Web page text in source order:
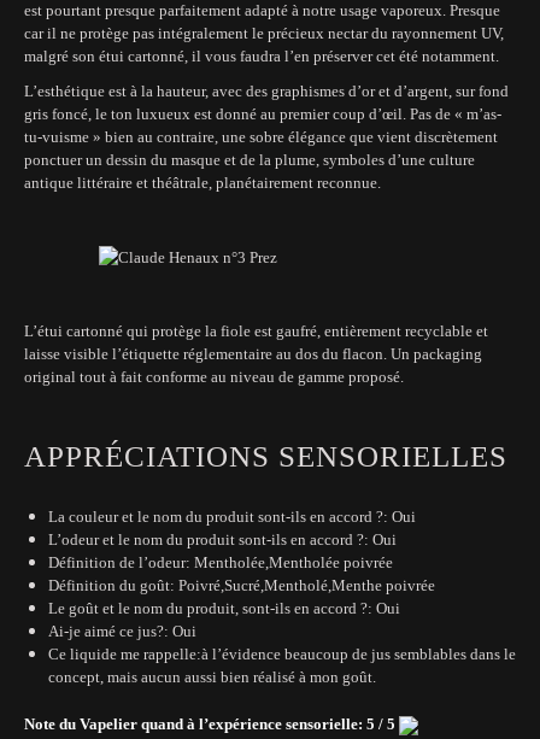
est pourtant presque parfaitement adapté à notre usage vaporeux. Presque
car il ne protège pas intégralement le précieux nectar du rayonnement UV,
malgré son étui cartonné, il vous faudra l’en préserver cet été notamment.
L’esthétique est à la hauteur, avec des graphismes d’or et d’argent, sur fond
gris foncé, le ton luxueux est donné au premier coup d’œil. Pas de « m’as-
tu-vuisme » bien au contraire, une sobre élégance que vient discrètement
ponctuer un dessin du masque et de la plume, symboles d’une culture
antique littéraire et théâtrale, planétairement reconnue.
L’étui cartonné qui protège la fiole est gaufré, entièrement recyclable et
laisse visible l’étiquette réglementaire au dos du flacon. Un packaging
original tout à fait conforme au niveau de gamme proposé.
APPRÉCIATIONS SENSORIELLES
La couleur et le nom du produit sont-ils en accord ?: Oui
L’odeur et le nom du produit sont-ils en accord ?: Oui
Définition de l’odeur: Mentholée,Mentholée poivrée
Définition du goût: Poivré,Sucré,Mentholé,Menthe poivrée
Le goût et le nom du produit, sont-ils en accord ?: Oui
Ai-je aimé ce jus?: Oui
Ce liquide me rappelle:à l’évidence beaucoup de jus semblables dans le
concept, mais aucun aussi bien réalisé à mon goût.
Note du Vapelier quand à l’expérience sensorielle: 5 / 5